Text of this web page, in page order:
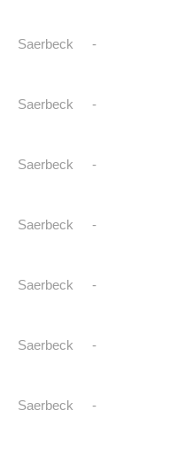
Saerbeck -
Saerbeck -
Saerbeck -
Saerbeck -
Saerbeck -
Saerbeck -
Saerbeck -